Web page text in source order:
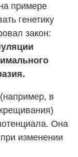
примере
генетику
закон:
(например, в
Она
изменении